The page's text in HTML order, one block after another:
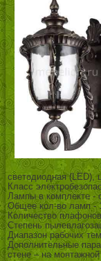
светодиодная (LED),
Класс
Лампы в комплекте -
Общее кол-во ламп -
Количество
Степень
Диапазон рабочих
Дополнительные
стене – на